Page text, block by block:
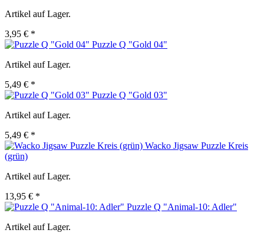
Artikel auf Lager.
3,95 € *
Puzzle Q "Gold 04"
Artikel auf Lager.
5,49 € *
Puzzle Q "Gold 03"
Artikel auf Lager.
5,49 € *
Wacko Jigsaw Puzzle Kreis
(grün)
Artikel auf Lager.
13,95 € *
Puzzle Q "Animal-10: Adler"
Artikel auf Lager.